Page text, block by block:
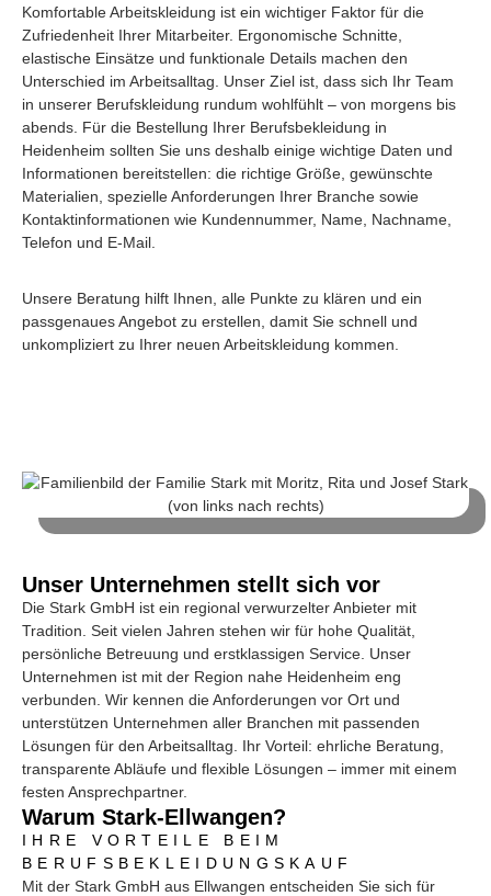
Komfortable Arbeitskleidung ist ein wichtiger Faktor für die
Zufriedenheit Ihrer Mitarbeiter. Ergonomische Schnitte,
elastische Einsätze und funktionale Details machen den
Unterschied im Arbeitsalltag. Unser Ziel ist, dass sich Ihr Team
in unserer Berufskleidung rundum wohlfühlt – von morgens bis
abends. Für die Bestellung Ihrer Berufsbekleidung in
Heidenheim sollten Sie uns deshalb einige wichtige Daten und
Informationen bereitstellen: die richtige Größe, gewünschte
Materialien, spezielle Anforderungen Ihrer Branche sowie
Kontaktinformationen wie Kundennummer, Name, Nachname,
Telefon und E-Mail.
Unsere Beratung hilft Ihnen, alle Punkte zu klären und ein
passgenaues Angebot zu erstellen, damit Sie schnell und
unkompliziert zu Ihrer neuen Arbeitskleidung kommen.
Unser Unternehmen stellt sich vor
Die Stark GmbH ist ein regional verwurzelter Anbieter mit
Tradition. Seit vielen Jahren stehen wir für hohe Qualität,
persönliche Betreuung und erstklassigen Service. Unser
Unternehmen ist mit der Region nahe Heidenheim eng
verbunden. Wir kennen die Anforderungen vor Ort und
unterstützen Unternehmen aller Branchen mit passenden
Lösungen für den Arbeitsalltag. Ihr Vorteil: ehrliche Beratung,
transparente Abläufe und flexible Lösungen – immer mit einem
festen Ansprechpartner.
Warum Stark-Ellwangen?
IHRE VORTEILE BEIM
BERUFSBEKLEIDUNGSKAUF
Mit der Stark GmbH aus Ellwangen entscheiden Sie sich für